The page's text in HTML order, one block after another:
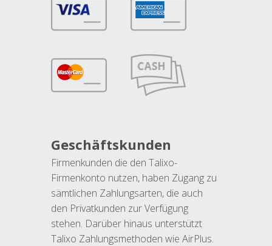
Geschäftskunden
Firmenkunden die den Talixo-
Firmenkonto nutzen, haben Zugang zu
sämtlichen Zahlungsarten, die auch
den Privatkunden zur Verfügung
stehen. Darüber hinaus unterstützt
Talixo Zahlungsmethoden wie AirPlus.